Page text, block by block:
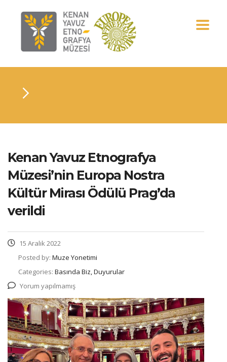
Kenan Yavuz Etnografya
Müzesi’nin Europa Nostra
Kültür Mirası Ödülü Prag’da
verildi
15 Aralık 2022
Posted by: Muze Yonetimi
Categories: Basında Biz, Duyurular
Yorum yapılmamış